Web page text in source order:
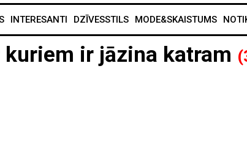
INTERESANTI DZĪVESSTILS MODE&SKAISTUMS
ir jāzina katram